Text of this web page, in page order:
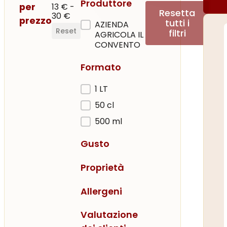
per
prezzo
13 € -
30 €
Reset
Produttore
Produttore
AZIENDA
AGRICOLA IL
CONVENTO
Formato
Formato
1 LT
50 cl
500 ml
Gusto
Proprietà
Allergeni
Valutazione
Resetta
tutti i
filtri